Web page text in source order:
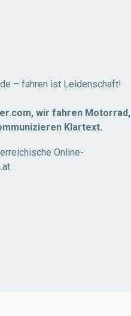
– fahren ist Leidenschaft!
wir fahren Motorrad,
Klartext.
Online-